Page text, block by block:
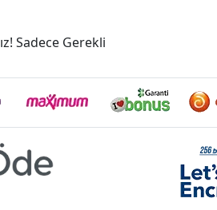
Sadece Gerekli